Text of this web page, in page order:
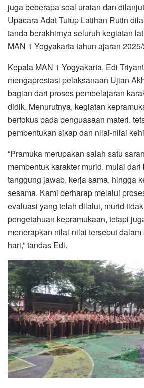
juga beberapa soal uraian dan
Upacara Adat Tutup Latihan Rutin
tanda berakhirnya seluruh kegiatan
MAN 1 Yogyakarta tahun ajaran
Kepala MAN 1 Yogyakarta, Edi
mengapresiasi pelaksanaan Ujian
bagian dari proses pembelajaran
didik. Menurutnya, kegiatan
berfokus pada penguasaan materi,
pembentukan sikap dan nilai-nilai
“Pramuka merupakan salah satu
membentuk karakter murid, mulai
tanggung jawab, kerja sama, hingga
sesama. Kami berharap melalui
evaluasi yang telah dilalui, murid
pengetahuan kepramukaan, tetapi
menerapkan nilai-nilai tersebut
hari,” tandas Edi.